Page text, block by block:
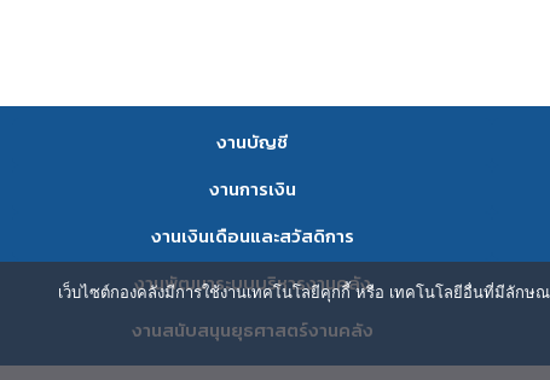
งานบัญชี
งานการเงิน
งานเงินเดือนและสวัสดิการ
งานพัฒนาระบบบริหารงานคลัง
งานสนับสนุนยุธศาสตร์งานคลัง
เว็บไซต์กองคลังมีการใช้งานเทคโนโลยีคุกกี้ หรือ เทคโนโลยีอื่นที่มีลักษ